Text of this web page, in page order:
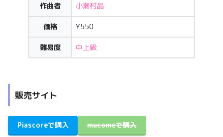
作曲者 小瀬村晶
価格 ¥550
難易度 中上級
販売サイト
Piascoreで購入 mucomeで購入